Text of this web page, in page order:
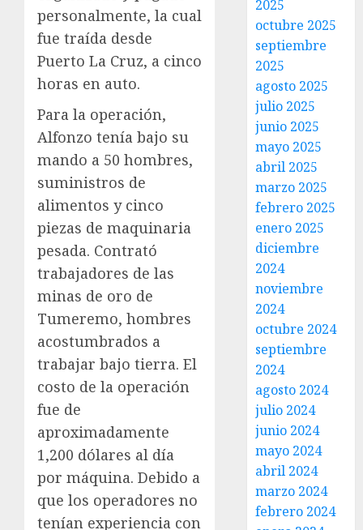
personalmente, la cual
fue traída desde
Puerto La Cruz, a cinco
horas en auto.
Para la operación,
Alfonzo tenía bajo su
mando a 50 hombres,
suministros de
alimentos y cinco
piezas de maquinaria
pesada. Contrató
trabajadores de las
minas de oro de
Tumeremo, hombres
acostumbrados a
trabajar bajo tierra. El
costo de la operación
fue de
aproximadamente
1,200 dólares al día
por máquina. Debido a
que los operadores no
tenían experiencia con
2025
octubre 2025
septiembre
2025
agosto 2025
julio 2025
junio 2025
mayo 2025
abril 2025
marzo 2025
febrero 2025
enero 2025
diciembre
2024
noviembre
2024
octubre 2024
septiembre
2024
agosto 2024
julio 2024
junio 2024
mayo 2024
abril 2024
marzo 2024
febrero 2024